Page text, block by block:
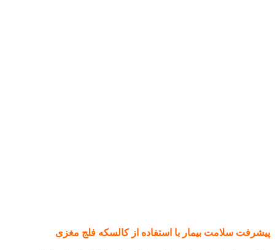
پیشرفت سلامت بیمار با استفاده از کالسکه فلج مغزی